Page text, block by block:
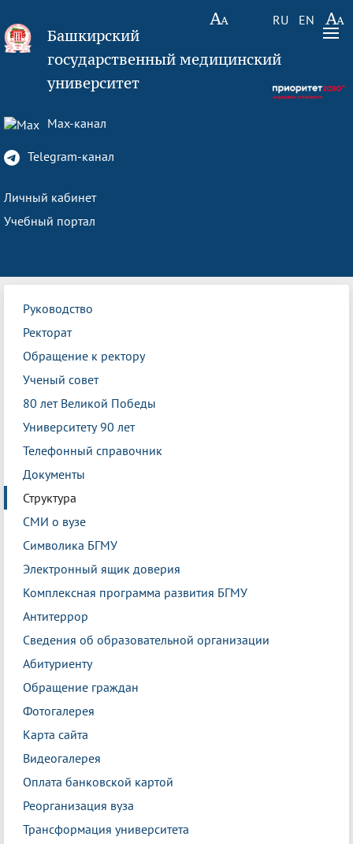
RU EN
Башкирский
государственный медицинский
университет
Max-канал
Telegram-канал
Личный кабинет
Учебный портал
Руководство
Ректорат
Обращение к ректору
Ученый совет
80 лет Великой Победы
Университету 90 лет
Телефонный справочник
Документы
Структура
СМИ о вузе
Символика БГМУ
Электронный ящик доверия
Комплексная программа развития БГМУ
Антитеррор
Сведения об образовательной организации
Абитуриенту
Обращение граждан
Фотогалерея
Карта сайта
Видеогалерея
Оплата банковской картой
Реорганизация вуза
Трансформация университета